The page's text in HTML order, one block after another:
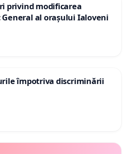
privind modificarea
al orașului Ialoveni
împotriva discriminării